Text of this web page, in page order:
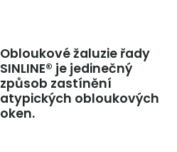
Obloukové žaluzie řady
SINLINE® je jedinečný
způsob zastínění
atypických obloukových
oken.